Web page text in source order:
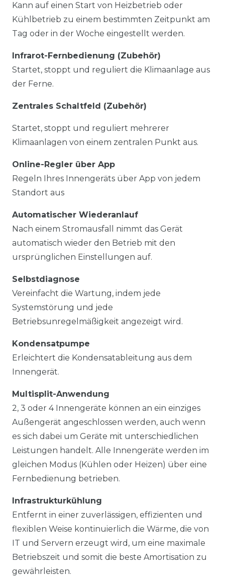
Kann auf einen Start von Heizbetrieb oder
Kühlbetrieb zu einem bestimmten Zeitpunkt am
Tag oder in der Woche eingestellt werden.
Infrarot-Fernbedienung (Zubehör)
Startet, stoppt und reguliert die Klimaanlage aus
der Ferne.
Zentrales Schaltfeld (Zubehör)
Startet, stoppt und reguliert mehrerer
Klimaanlagen von einem zentralen Punkt aus.
Online-Regler über App
Regeln Ihres Innengeräts über App von jedem
Standort aus
Automatischer Wiederanlauf
Nach einem Stromausfall nimmt das Gerät
automatisch wieder den Betrieb mit den
ursprünglichen Einstellungen auf.
Selbstdiagnose
Vereinfacht die Wartung, indem jede
Systemstörung und jede
Betriebsunregelmäßigkeit angezeigt wird.
Kondensatpumpe
Erleichtert die Kondensatableitung aus dem
Innengerät.
Multisplit-Anwendung
2, 3 oder 4 Innengeräte können an ein einziges
Außengerät angeschlossen werden, auch wenn
es sich dabei um Geräte mit unterschiedlichen
Leistungen handelt. Alle Innengeräte werden im
gleichen Modus (Kühlen oder Heizen) über eine
Fernbedienung betrieben.
Infrastrukturkühlung
Entfernt in einer zuverlässigen, effizienten und
flexiblen Weise kontinuierlich die Wärme, die von
IT und Servern erzeugt wird, um eine maximale
Betriebszeit und somit die beste Amortisation zu
gewährleisten.